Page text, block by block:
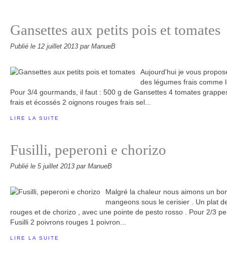
Gansettes aux petits pois et tomates
Publié le 12 juillet 2013 par ManueB
Aujourd'hui je vous
des légumes frais comme
Pour 3/4 gourmands, il faut : 500 g de Gansettes 4 tomates
frais et écossés 2 oignons rouges frais sel...
LIRE LA SUITE
Fusilli, peperoni e chorizo
Publié le 5 juillet 2013 par ManueB
Malgré la chaleur nous aimons un
mangeons sous le cerisier . Un plat
rouges et de chorizo , avec une pointe de pesto rosso . Pour 2/3
Fusilli 2 poivrons rouges 1 poivron...
LIRE LA SUITE